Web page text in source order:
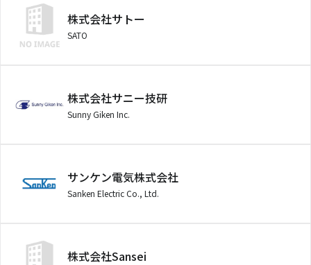
株式会社サトー
SATO
株式会社サニー技研
Sunny Giken Inc.
サンケン電気株式会社
Sanken Electric Co., Ltd.
株式会社Sansei